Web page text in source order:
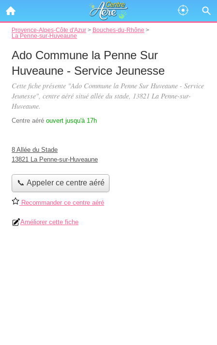
Provence-Alpes-Côte d'Azur > Bouches-du-Rhône >
La Penne-sur-Huveaune
Ado Commune la Penne Sur
Huveaune - Service Jeunesse
Cette fiche présente "Ado Commune la Penne Sur Huveaune - Service
Jeunesse", centre aéré situé allée du stade, 13821 La Penne-sur-
Huveaune.
Centre aéré ouvert jusqu'à 17h
8 Allée du Stade
13821 La Penne-sur-Huveaune
📞 Appeler ce centre aéré
Recommander ce centre aéré
Améliorer cette fiche